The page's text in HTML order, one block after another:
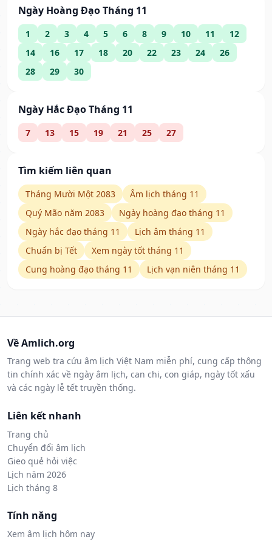
Ngày Hoàng Đạo Tháng 11
1 2 3 4 5 6 8 9 10 11
12
14
16 17 18 20 22 23 24
26
28
29 30
Ngày Hắc Đạo Tháng 11
7 13 15 19 21 25 27
Tìm kiếm liên quan
Tháng Mười Một 2083
Âm lịch tháng 11
Quý Mão năm 2083
Ngày hoàng đạo tháng 11
Ngày hắc đạo tháng 11
Lịch âm tháng 11
Chuẩn bị Tết
Xem ngày tốt tháng 11
Cung hoàng đạo tháng 11
Lịch vạn niên tháng 11
Về Amlich.org
Trang web tra cứu âm lịch Việt Nam miễn phí, cung cấp thông
tin chính xác về ngày âm lịch, can chi, con giáp, ngày tốt xấu
và các ngày lễ tết truyền thống.
Liên kết nhanh
Trang chủ
Chuyển đổi âm lịch
Gieo quẻ hỏi việc
Lịch năm 2026
Lịch tháng 8
Tính năng
Xem âm lịch hôm nay